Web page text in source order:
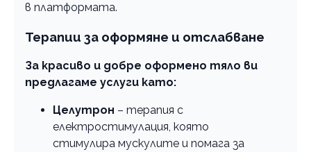
в платформата.
Терапии за оформяне и отслабване
За красиво и добре оформено тяло ви
предлагаме услуги като:
Целутрон – терапия с
електростимулация, която
стимулира мускулите и помага за